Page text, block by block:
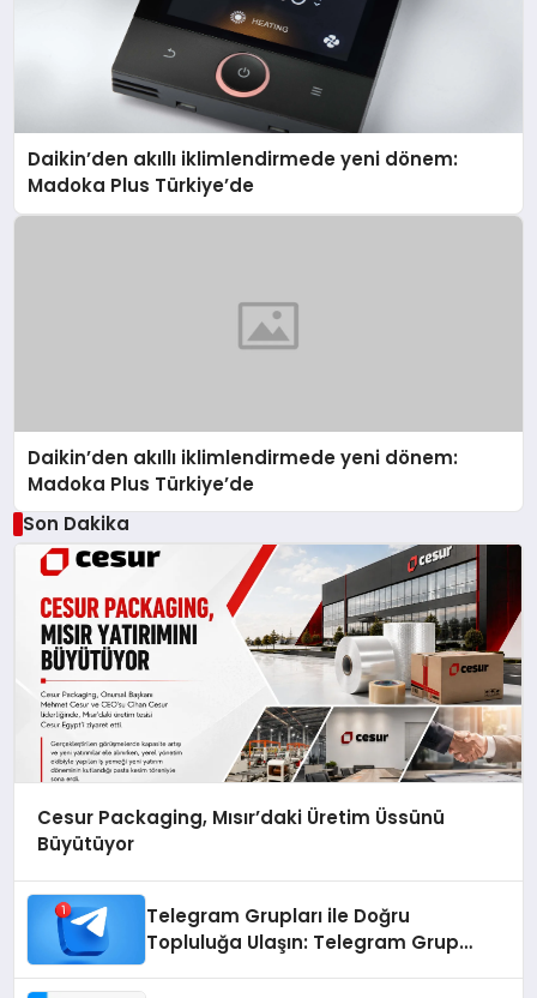
Daikin’den akıllı iklimlendirmede yeni dönem:
Madoka Plus Türkiye’de
Daikin’den akıllı iklimlendirmede yeni dönem:
Madoka Plus Türkiye’de
Son Dakika
Cesur Packaging, Mısır’daki Üretim Üssünü
Büyütüyor
Telegram Grupları ile Doğru
Topluluğa Ulaşın: Telegram Grup